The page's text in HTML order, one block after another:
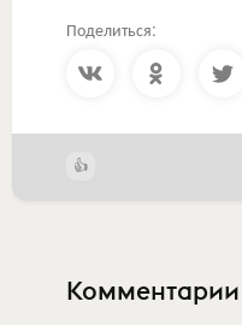
Поделиться:
Комментарии